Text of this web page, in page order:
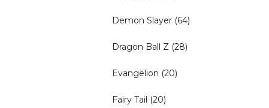
Demon Slayer (64)
Dragon Ball Z (28)
Evangelion (20)
Fairy Tail (20)